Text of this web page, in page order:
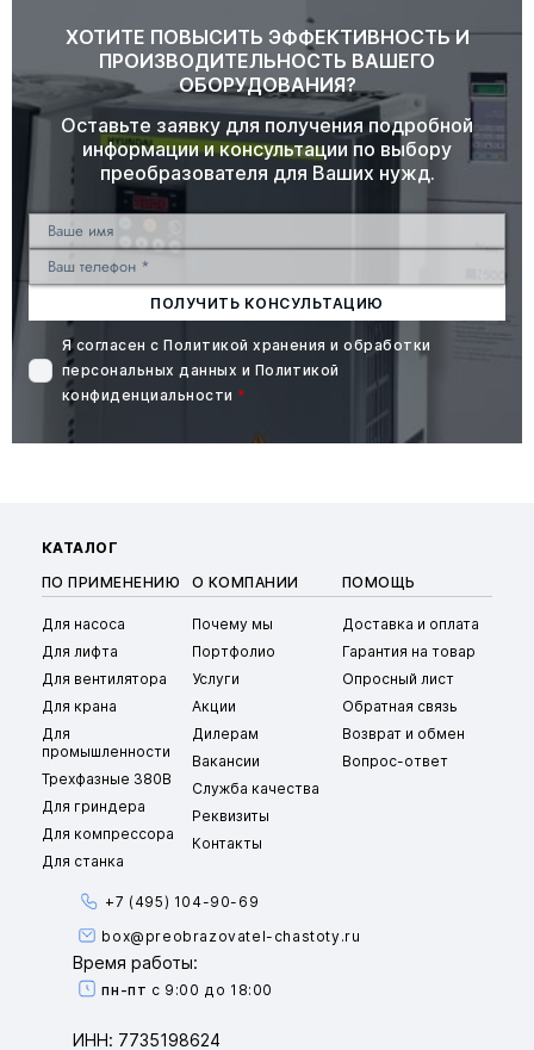
ХОТИТЕ ПОВЫСИТЬ ЭФФЕКТИВНОСТЬ И
ПРОИЗВОДИТЕЛЬНОСТЬ ВАШЕГО
ОБОРУДОВАНИЯ?
Оставьте заявку для получения подробной
информации и консультации по выбору
преобразователя для Ваших нужд.
ПОЛУЧИТЬ КОНСУЛЬТАЦИЮ
Я согласен сПолитикой хранения и обработки
персональных данных и Политикой
конфиденциальности *
КАТАЛОГ
ПО ПРИМЕНЕНИЮ
Для насоса
Для лифта
Для вентилятора
Для крана
Для
промышленности
Трехфазные 380В
Для гриндера
Для компрессора
Для станка
О КОМПАНИИ
Почему мы
Портфолио
Услуги
Акции
Дилерам
Вакансии
Служба качества
Реквизиты
Контакты
ПОМОЩЬ
Доставка и оплата
Гарантия на товар
Опросный лист
Обратная связь
Возврат и обмен
Вопрос-ответ
+7 (495) 104-90-69
box@preobrazovatel-chastoty.ru
Время работы:
пн-пт с 9:00 до 18:00
ИНН: 7735198624